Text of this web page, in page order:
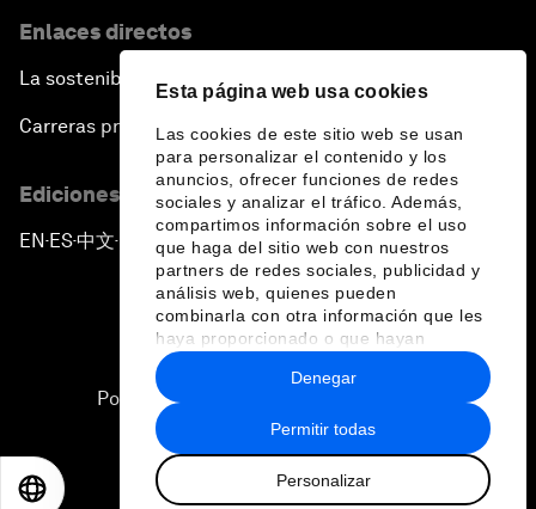
Esta página web usa cookies
Las cookies de este sitio web se usan
para personalizar el contenido y los
anuncios, ofrecer funciones de redes
sociales y analizar el tráfico. Además,
compartimos información sobre el uso
que haga del sitio web con nuestros
partners de redes sociales, publicidad y
análisis web, quienes pueden
combinarla con otra información que les
haya proporcionado o que hayan
recopilado a partir del uso que haya
hecho de sus servicios.
Permitir todas
Personalizar
Denegar
Enlaces directos
La sostenibilidad en el Foro
Carreras profesionales
Ediciones en otros idiomas
EN ▪ES▪中文▪ 日本語
Política de privacidad y normas de uso
Sitemap
2026 Foro Económico Mundial